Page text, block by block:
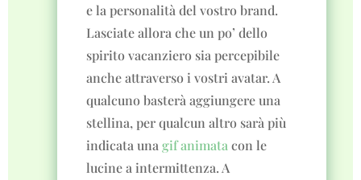
e la personalità del vostro brand.
Lasciate allora che un po’ dello
spirito vacanziero sia percepibile
anche attraverso i vostri avatar. A
qualcuno basterà aggiungere una
stellina, per qualcun altro sarà più
indicata unagif animata con le
lucine a intermittenza. A